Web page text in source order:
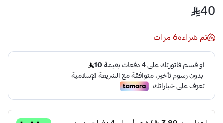
40
تم شراءه6 مرات